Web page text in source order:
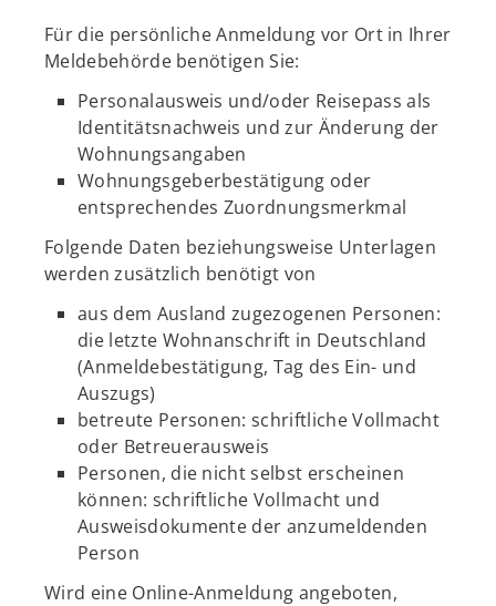
Für die persönliche Anmeldung vor Ort in Ihrer
Meldebehörde benötigen Sie:
Personalausweis und/oder Reisepass als
Identitätsnachweis und zur Änderung der
Wohnungsangaben
Wohnungsgeberbestätigung oder
entsprechendes Zuordnungsmerkmal
Folgende Daten beziehungsweise Unterlagen
werden zusätzlich benötigt von
aus dem Ausland zugezogenen Personen:
die letzte Wohnanschrift in Deutschland
(Anmeldebestätigung, Tag des Ein- und
Auszugs)
betreute Personen: schriftliche Vollmacht
oder Betreuerausweis
Personen, die nicht selbst erscheinen
können: schriftliche Vollmacht und
Ausweisdokumente der anzumeldenden
Person
Wird eine Online-Anmeldung angeboten,